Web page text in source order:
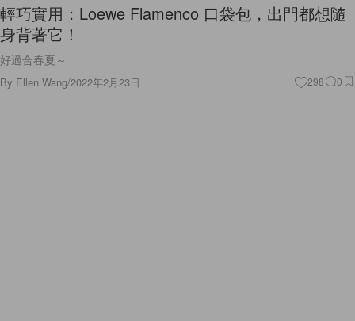
輕巧實用：Loewe Flamenco 口袋包，出門都想隨
身背著它！
好適合春夏～
By Ellen Wang/2022年2月23日 298 0